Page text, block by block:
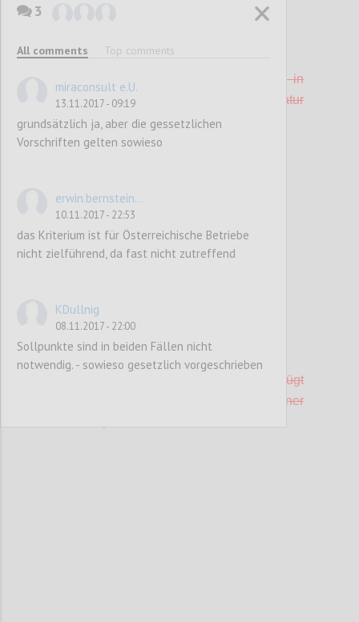
E 19 Vorlauftemperatur der Heizung
Die Vorlauftemperatur der Heizung wird in
Abhängigkeit von der Außentemperatur
geregelt.
P42
E 20 Niedertemperaturheizung
Der Betrieb bzw. der Betriebsstandort verfügt
über ein Heizungssystem, das mit einer
3
All comments Top comments
miraconsult e.U.
13.11.2017 - 09:19
grundsätzlich ja, aber die gessetzlichen
Vorschriften gelten sowieso
erwin.bernstein...
10.11.2017 - 22:53
das Kriterium ist für Österreichische Betriebe
nicht zielführend, da fast nicht zutreffend
KDullnig
08.11.2017 - 22:00
Sollpunkte sind in beiden Fällen nicht
notwendig. - sowieso gesetzlich vorgeschrieben